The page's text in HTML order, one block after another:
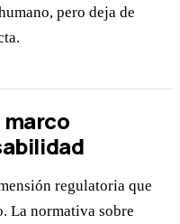
pero deja de
regulatoria que
La normativa sobre